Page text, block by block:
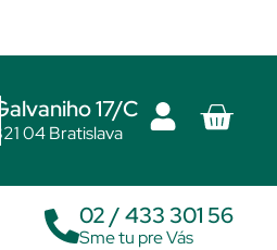
Galvaniho 17/C
821 04 Bratislava
02 / 433 301 56
Sme tu pre Vás